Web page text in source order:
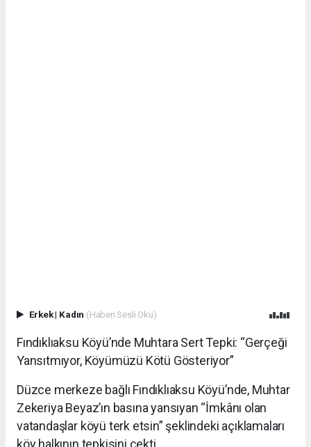
Erkek| Kadın (Haberi Sesli Oku)
Fındıklıaksu Köyü’nde Muhtara Sert Tepki: “Gerçeği
Yansıtmıyor, Köyümüzü Kötü Gösteriyor”
Düzce merkeze bağlı Fındıklıaksu Köyü’nde, Muhtar
Zekeriya Beyaz’ın basına yansıyan “İmkânı olan
vatandaşlar köyü terk etsin” şeklindeki açıklamaları
köy halkının tepkisini çekti.